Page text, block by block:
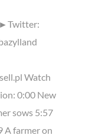
Watch
0:00 New
sows 5:57
A farmer on